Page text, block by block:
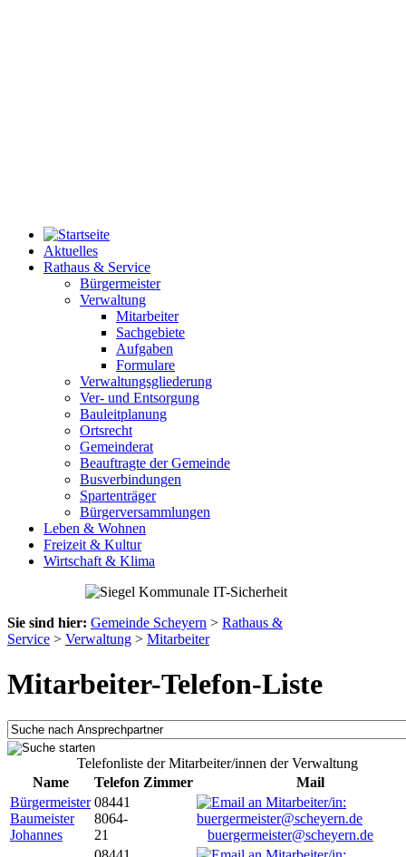
Aktuelles
Rathaus & Service
Bürgermeister
Verwaltung
Mitarbeiter
Sachgebiete
Aufgaben
Formulare
Verwaltungsgliederung
Ver- und Entsorgung
Bauleitplanung
Ortsrecht
Gemeinderat
Beauftragte der Gemeinde
Busverbindungen
Spartenträger
Bürgerversammlungen
Leben & Wohnen
Freizeit & Kultur
Wirtschaft & Klima
Sie sind hier: Gemeinde Scheyern > Rathaus &
Service > Verwaltung > Mitarbeiter
Mitarbeiter-Telefon-Liste
Telefonliste der Mitarbeiter/innen der Verwaltung
Name
Telefon Zimmer
Mail
Bürgermeister
Baumeister
Johannes
08441
8064-
21
buergermeister@scheyern.de